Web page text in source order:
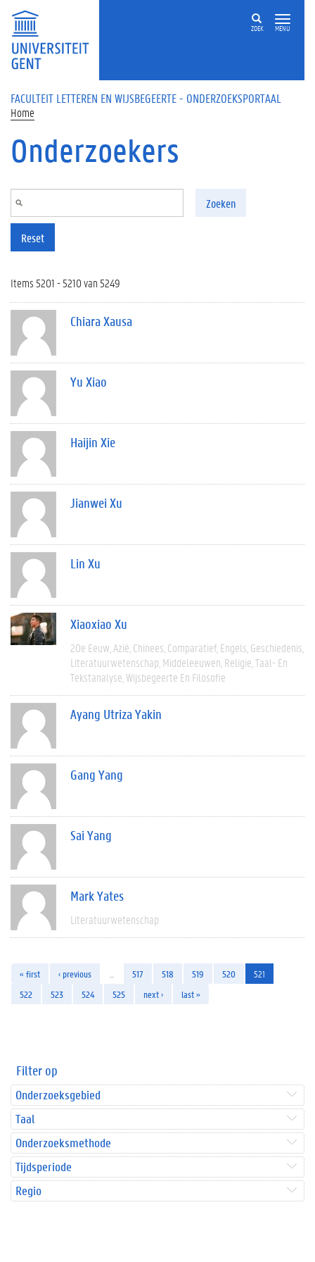
Overslaan en naar de inhoud gaan
ZOEK MENU
FACULTEIT LETTEREN EN WIJSBEGEERTE - ONDERZOEKSPORTAAL
Home
Onderzoekers
Zoeken
Reset
Items 5201 - 5210 van 5249
Chiara Xausa
Yu Xiao
Haijin Xie
Jianwei Xu
Lin Xu
Xiaoxiao Xu
20e Eeuw Azië Chinees Comparatief Engels Geschiedenis
Literatuurwetenschap Middeleeuwen Religie Taal- En
Tekstanalyse Wijsbegeerte En Filosofie
Ayang Utriza Yakin
Gang Yang
Sai Yang
Mark Yates
Literatuurwetenschap
« first ‹ previous 517 518 519 520
521
522
523 524 525 next › last »
Filter op
Onderzoeksgebied
Taal
Onderzoeksmethode
Tijdsperiode
Regio